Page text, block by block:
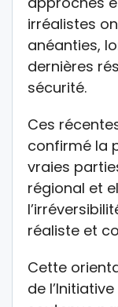
irréalistes
anéanties,
dernières
sécurité.
Ces
confirmé la
vraies
régional et
réaliste et
Cette
de